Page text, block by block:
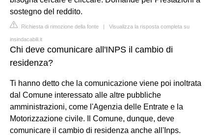
sostegno del reddito.
Richiesta di rimozione della fonte | Visualizza la risposta completa su
insindacabili.it
Chi deve comunicare all'INPS il cambio di
residenza?
Ti hanno detto che la comunicazione viene poi inoltrata
dal Comune interessato alle altre pubbliche
amministrazioni, come l'Agenzia delle Entrate e la
Motorizzazione civile. Il Comune, dunque, deve
comunicare il cambio di residenza anche all'Inps.